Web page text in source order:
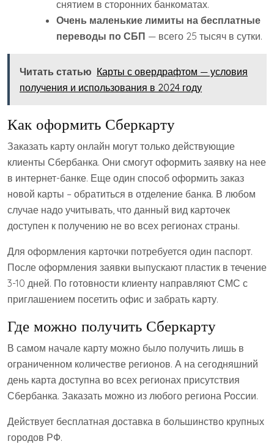
снятием в сторонних банкоматах.
Очень маленькие лимиты на бесплатные
переводы по СБП — всего 25 тысяч в сутки.
Читать статью Карты с овердрафтом — условия
получения и использования в 2024 году
Как оформить Сберкарту
Заказать карту онлайн могут только действующие
клиенты Сбербанка. Они смогут оформить заявку на нее
в интернет-банке. Еще один способ оформить заказ
новой карты – обратиться в отделение банка. В любом
случае надо учитывать, что данный вид карточек
доступен к получению не во всех регионах страны.
Для оформления карточки потребуется один паспорт.
После оформления заявки выпускают пластик в течение
3-10 дней. По готовности клиенту направляют СМС с
приглашением посетить офис и забрать карту.
Где можно получить Сберкарту
В самом начале карту можно было получить лишь в
ограниченном количестве регионов. А на сегодняшний
день карта доступна во всех регионах присутствия
Сбербанка. Заказать можно из любого региона России.
Действует бесплатная доставка в большинство крупных
городов РФ.